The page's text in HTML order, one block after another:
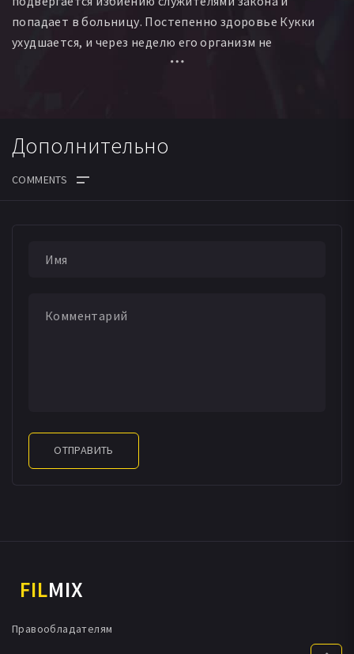
попадает в больницу. Постепенно здоровье Кукки
ухудшается, и через неделю его организм не
выдерживает. За одну неделю жизнь его семьи
Дополнительно
ОТПРАВИТЬ
FILMIX
Правообладателям